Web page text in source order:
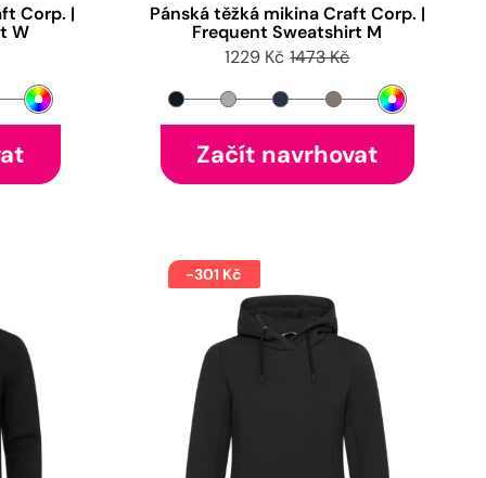
Corp. |
W
Pánská těžká mikina Craft Corp. |
Frequent Sweatshirt M
1229 Kč 1473 Kč
Začít navrhovat
-301 Kč